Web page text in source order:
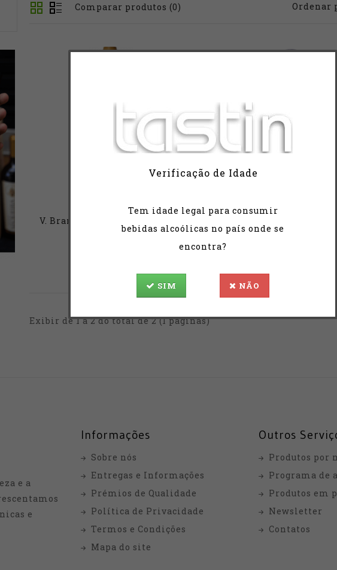
Verificação de Idade
Tem idade legal para consumir
bebidas alcoólicas no país onde se
encontra?
SIM NÃO
Comparar produtos (0) Ordenar
V. Branco Balluta Chardonnay
Exibir de 1 a 2 do total de 2 (1 páginas)
e a
e
Informações
Sobre nós
Entregas e Informações
Prémios de Qualidade
Política de Privacidade
Termos e Condições
Mapa do site
Outros
Produtos por
Programa de
Produtos em
Newsletter
Contatos